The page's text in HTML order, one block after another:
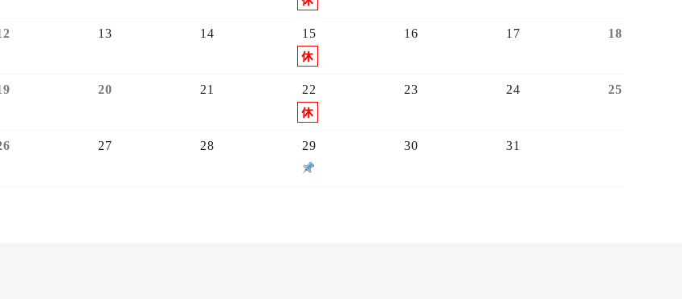
13 14 15 16 17 18
20 21 22 23 24 25
27 28 29 30 31